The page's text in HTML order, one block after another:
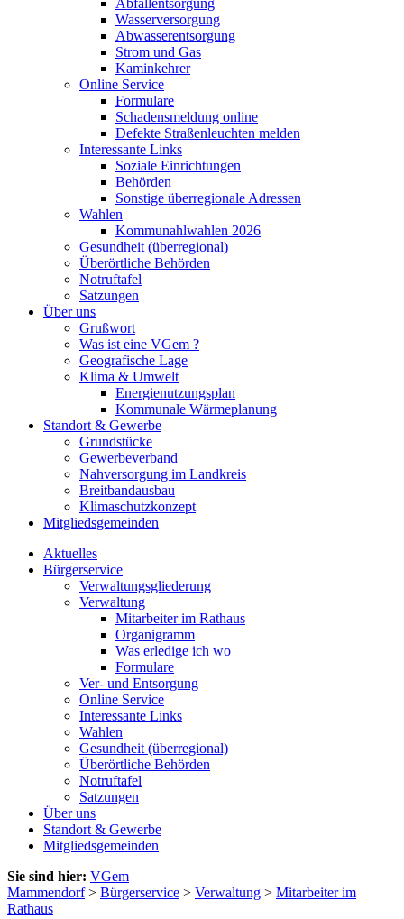
Abfallentsorgung
Wasserversorgung
Abwasserentsorgung
Strom und Gas
Kaminkehrer
Online Service
Formulare
Schadensmeldung online
Defekte Straßenleuchten melden
Interessante Links
Soziale Einrichtungen
Behörden
Sonstige überregionale Adressen
Wahlen
Kommunahlwahlen 2026
Gesundheit (überregional)
Überörtliche Behörden
Notruftafel
Satzungen
Über uns
Grußwort
Was ist eine VGem ?
Geografische Lage
Klima & Umwelt
Energienutzungsplan
Kommunale Wärmeplanung
Standort & Gewerbe
Grundstücke
Gewerbeverband
Nahversorgung im Landkreis
Breitbandausbau
Klimaschutzkonzept
Mitgliedsgemeinden
Aktuelles
Bürgerservice
Verwaltungsgliederung
Verwaltung
Mitarbeiter im Rathaus
Organigramm
Was erledige ich wo
Formulare
Ver- und Entsorgung
Online Service
Interessante Links
Wahlen
Gesundheit (überregional)
Überörtliche Behörden
Notruftafel
Satzungen
Über uns
Standort & Gewerbe
Mitgliedsgemeinden
Sie sind hier: VGem
Mammendorf> Bürgerservice > Verwaltung > Mitarbeiter im
Rathaus